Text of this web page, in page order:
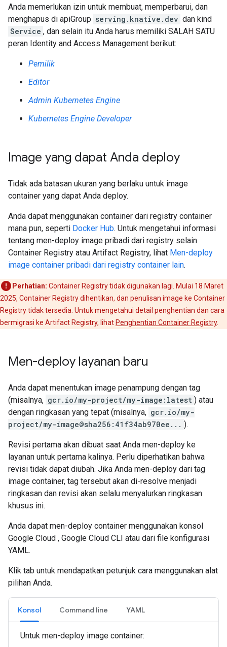
Anda memerlukan izin untuk membuat, memperbarui, dan
menghapus di apiGroup serving.knative.dev dan kind
Service , dan selain itu Anda harus memiliki SALAH SATU
peran Identity and Access Management berikut:
Pemilik
Editor
Admin Kubernetes Engine
Kubernetes Engine Developer
Image yang dapat Anda deploy
Tidak ada batasan ukuran yang berlaku untuk image
container yang dapat Anda deploy.
Anda dapat menggunakan container dari registry container
mana pun, seperti Docker Hub. Untuk mengetahui informasi
tentang men-deploy image pribadi dari registry selain
Container Registry atau Artifact Registry, lihat Men-deploy
image container pribadi dari registry container lain.
Perhatian: Container Registry tidak digunakan lagi. Mulai 18 Maret
2025, Container Registry dihentikan, dan penulisan image ke Container
Registry tidak tersedia. Untuk mengetahui detail penghentian dan cara
bermigrasi ke Artifact Registry, lihat Penghentian Container Registry.
Men-deploy layanan baru
Anda dapat menentukan image penampung dengan tag
(misalnya, gcr.io/my-project/my-image:latest ) atau
dengan ringkasan yang tepat (misalnya, gcr.io/my-
project/my-image@sha256:41f34ab970ee... ).
Revisi pertama akan dibuat saat Anda men-deploy ke
layanan untuk pertama kalinya. Perlu diperhatikan bahwa
revisi tidak dapat diubah. Jika Anda men-deploy dari tag
image container, tag tersebut akan di-resolve menjadi
ringkasan dan revisi akan selalu menyalurkan ringkasan
khusus ini.
Anda dapat men-deploy container menggunakan konsol
Google Cloud , Google Cloud CLI atau dari file konfigurasi
YAML.
Klik tab untuk mendapatkan petunjuk cara menggunakan alat
pilihan Anda.
Konsol Command line YAML
Untuk men-deploy image container: